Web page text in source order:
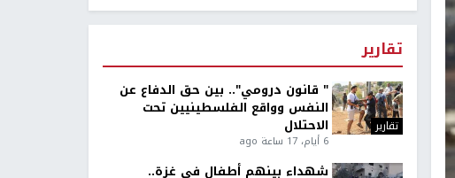
تقارير
تقارير
" قانون درومي".. بين حق الدفاع عن
النفس وواقع الفلسطينيين تحت
الاحتلال
6 أيام، 17 ساعة ago
شهداء بينهم أطفال في غزة..